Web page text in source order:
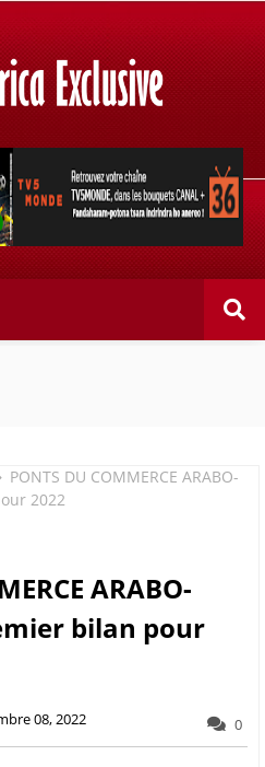
dans les bouquets
tsara indrindra ho
PONTS DU COMMERCE ARABO-
2022
ARABO-
bilan pour
08, 2022 0